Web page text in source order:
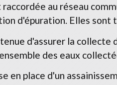
au réseau
d'épuration. Elles sont
d'assurer la
des eaux
en place d'un